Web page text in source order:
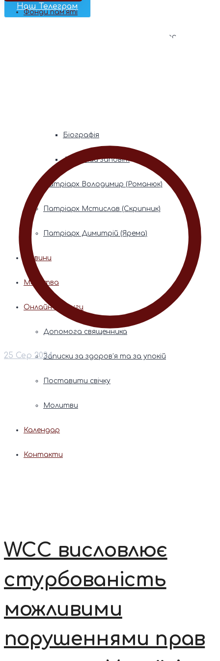
Наш Телеграм
Фонди пам’яті
Митрополита Володимира (Сабодана)
Біографія
Духовний заповіт
Патріарх Володимир (Романюк)
Патріарх Мстислав (Скрипник)
Патріарх Димитрій (Ярема)
Новини
Молитва
Онлайн послуги
Допомога священника
Записки за здоров’я та за упокій
Поставити свічку
Молитви
Календар
Контакти
25 Сер 2024
WCC висловлює
стурбованість
можливими
порушеннями прав